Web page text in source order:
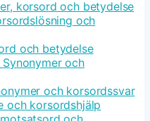
korsord och betydelse
och
och betydelse
och
och korsordssvar
och korsordshjälp